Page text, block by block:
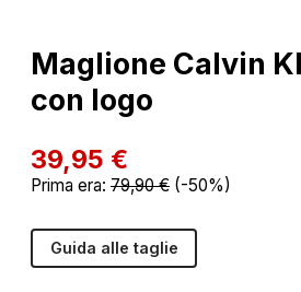
Maglione Calvin
con logo
39,95 €
Prima era: 79,90€ (-50%)
Guida alle taglie